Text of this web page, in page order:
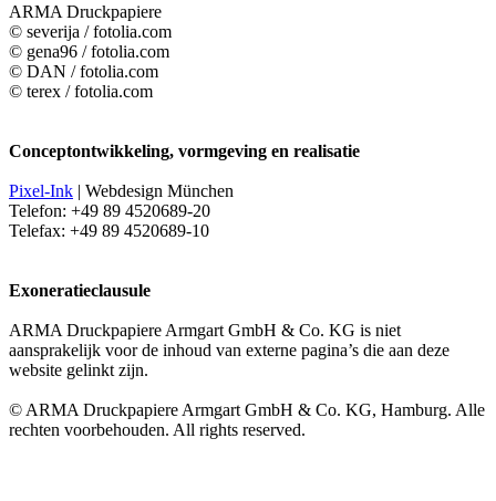
ARMA Druckpapiere
© severija / fotolia.com
© gena96 / fotolia.com
© DAN / fotolia.com
© terex / fotolia.com
Conceptontwikkeling, vormgeving en realisatie
Pixel-Ink | Webdesign München
Telefon: +49 89 4520689-20
Telefax: +49 89 4520689-10
Exoneratieclausule
ARMA Druckpapiere Armgart GmbH & Co. KG is niet
aansprakelijk voor de inhoud van externe pagina’s die aan deze
website gelinkt zijn.
© ARMA Druckpapiere Armgart GmbH & Co. KG, Hamburg. Alle
rechten voorbehouden. All rights reserved.